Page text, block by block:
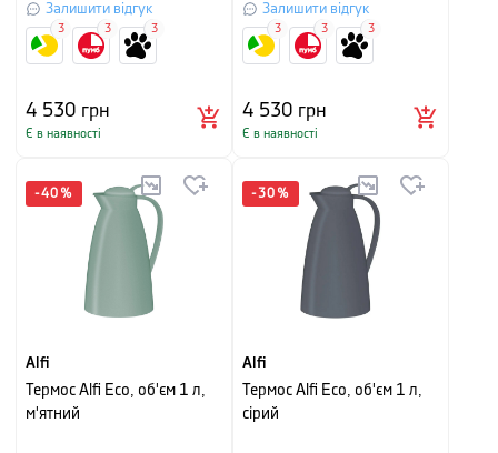
Залишити відгук
4 530 грн
Є в наявності
3 3 3
Залишити відгук
4 530 грн
Є в наявності
3 3 3
-40 %
Alfi
Термос Alfi Eco, об'єм 1 л,
м'ятний
-30 %
Alfi
Термос Alfi Eco, об'єм 1 л,
сірий